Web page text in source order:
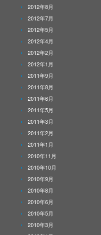
2012年8月
2012年7月
2012年5月
2012年4月
2012年2月
2012年1月
2011年9月
2011年8月
2011年6月
2011年5月
2011年3月
2011年2月
2011年1月
2010年11月
2010年10月
2010年9月
2010年8月
2010年6月
2010年5月
2010年3月